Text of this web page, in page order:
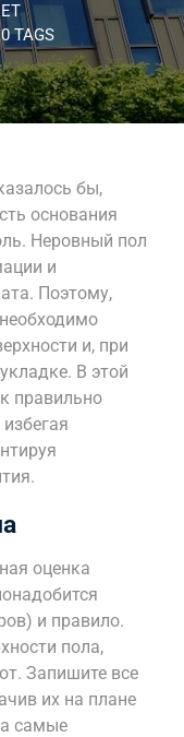
TAGS
бы,
основания
Неровный пол
и
Поэтому,
и, при
В этой
правильно
оценка
и правило.
пола,
Запишите все
их на плане
самые